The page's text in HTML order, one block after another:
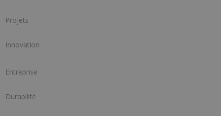
Projets
Innovation
Entreprise
Durabilité